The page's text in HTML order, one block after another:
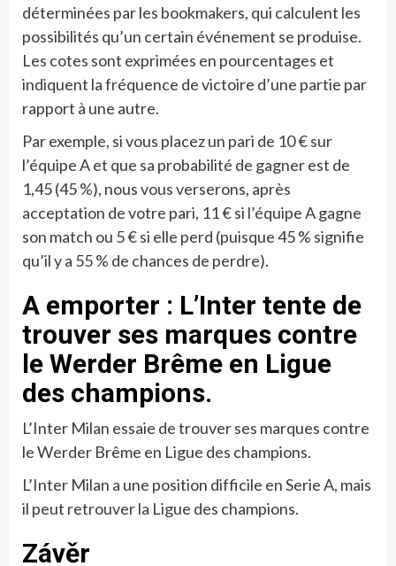
déterminées par les bookmakers, qui calculent les
possibilités qu’un certain événement se produise.
Les cotes sont exprimées en pourcentages et
indiquent la fréquence de victoire d’une partie par
rapport à une autre.
Par exemple, si vous placez un pari de 10 € sur
l’équipe A et que sa probabilité de gagner est de
1,45 (45 %), nous vous verserons, après
acceptation de votre pari, 11 € si l’équipe A gagne
son match ou 5 € si elle perd (puisque 45 % signifie
qu’il y a 55 % de chances de perdre).
A emporter : L’Inter tente de
trouver ses marques contre
le Werder Brême en Ligue
des champions.
L’Inter Milan essaie de trouver ses marques contre
le Werder Brême en Ligue des champions.
L’Inter Milan a une position difficile en Serie A, mais
il peut retrouver la Ligue des champions.
Závěr